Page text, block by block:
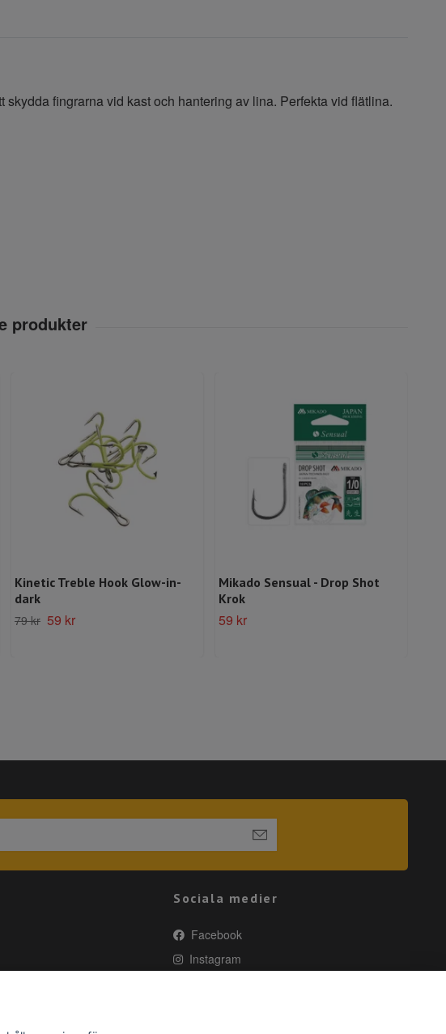
fingrarna vid kast och hantering av lina. Perfekta vid flätlina.
Kinetic Treble Hook Glow-in-
dark
79 kr 59 kr
Mikado Sensual - Drop Shot
Krok
59 kr
Sociala medier
Facebook
Instagram